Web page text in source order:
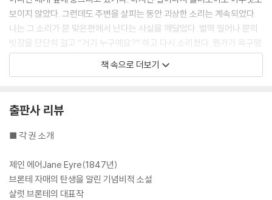
보이지 않았다. 그런데도 주변을 살피는 동안 괴상한 소리는 계속되었다.
나는 그 소리가 문 맞은편에서 난다는 사실을 깨달았다. 벌떡 일어나 문의
빗장을 단단히 걸고 “거기 누구예요?” 하고 다시 소리쳤다. 뭔가가 목구멍
을 울리며 신음했다. 이어 복도에서 3층 층계 쪽으로 향하는 발소리가 났
“제가 무슨 자동인형인 줄 아세요? 감정도 없는 기계로 아세요? 입에 문
빵 조각을 뺏기고 컵에 담긴 저의 생명수가 엎질러지는 것을 보고도 참고
다고 해서 영혼도 감정도 없다고 생각하세요? 잘못 생각하셨어요! 저도 당
신과 마찬가지로 영혼도 있고 당신과 똑같은 감정도 있어요.”
---「제인 에어」중에서
책 속으로 더보기
출판사 리뷰
■ 각 권 소개
제인 에어Jane Eyre(1847년)
브론테 자매의 탄생을 알린 기념비적 소설
샬럿 브론테의 대표작